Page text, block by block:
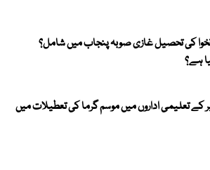
کی تحصیل غازی صوبہ پنجاب میں شامل؟
ہے؟
کے تعلیمی اداروں میں موسم گرما کی تعطیلات میں